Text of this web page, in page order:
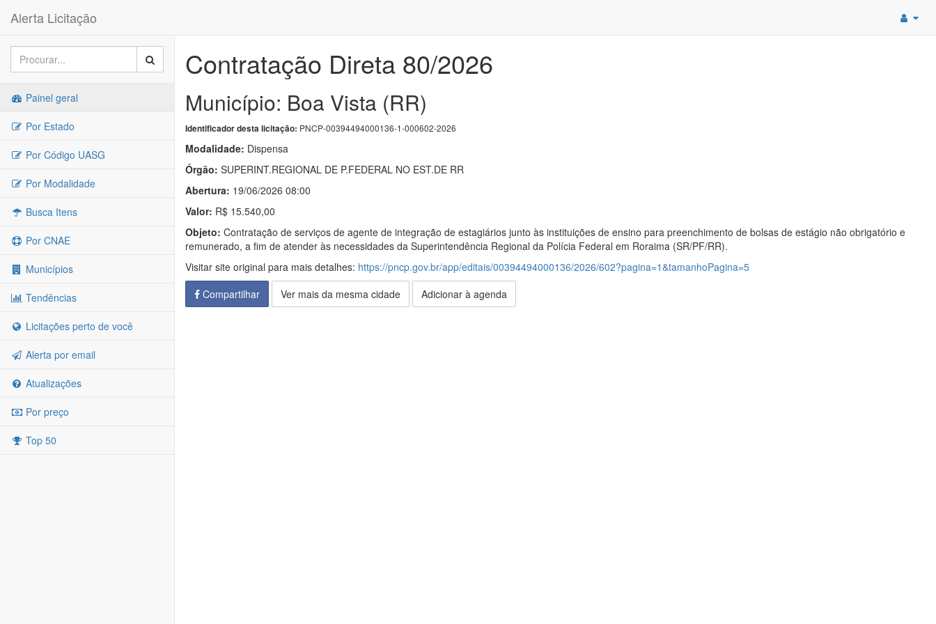
Alerta Licitação
Painel geral
Por Estado
Por Código UASG
Por Modalidade
Busca Itens
Por CNAE
Municípios
Tendências
Licitações perto de você
Alerta por email
Atualizações
Por preço
Top 50
Contratação Direta 80/2026
Município: Boa Vista (RR)
Identificador desta licitação: PNCP-00394494000136-1-000602-2026
Modalidade: Dispensa
Órgão: SUPERINT.REGIONAL DE P.FEDERAL NO EST.DE RR
Abertura: 19/06/2026 08:00
Valor: R$ 15.540,00
Objeto: Contratação de serviços de agente de integração de estagiários junto às instituições de ensino para preenchimento de bolsas de estágio não obrigatório e
remunerado, a fim de atender às necessidades da Superintendência Regional da Polícia Federal em Roraima (SR/PF/RR).
Visitar site original para mais detalhes: https://pncp.gov.br/app/editais/00394494000136/2026/602?pagina=1&tamanhoPagina=5
Compartilhar
Ver mais da mesma cidade Adicionar à agenda